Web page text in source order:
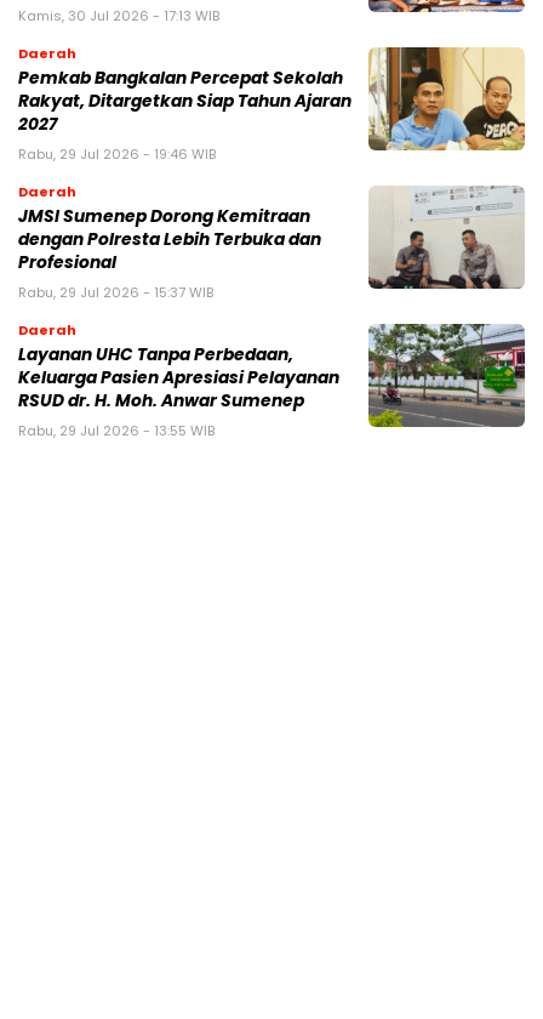
Kamis, 30 Jul 2026 - 17:13 WIB
Daerah
Pemkab Bangkalan Percepat Sekolah
Rakyat, Ditargetkan Siap Tahun Ajaran
2027
Rabu, 29 Jul 2026 - 19:46 WIB
Daerah
JMSI Sumenep Dorong Kemitraan
dengan Polresta Lebih Terbuka dan
Profesional
Rabu, 29 Jul 2026 - 15:37 WIB
Daerah
Layanan UHC Tanpa Perbedaan,
Keluarga Pasien Apresiasi Pelayanan
RSUD dr. H. Moh. Anwar Sumenep
Rabu, 29 Jul 2026 - 13:55 WIB